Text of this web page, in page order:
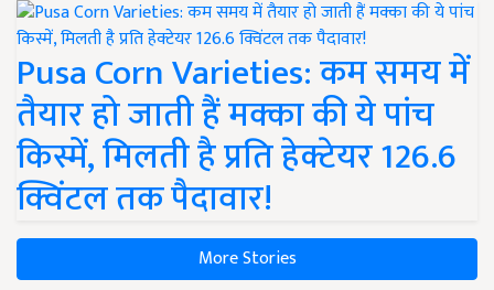
Pusa Corn Varieties: कम समय में
तैयार हो जाती हैं मक्का की ये पांच
किस्में, मिलती है प्रति हेक्टेयर 126.6
क्विंटल तक पैदावार!
More Stories